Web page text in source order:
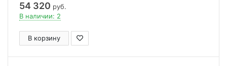
54 320 руб.
В наличии: 2
В корзину